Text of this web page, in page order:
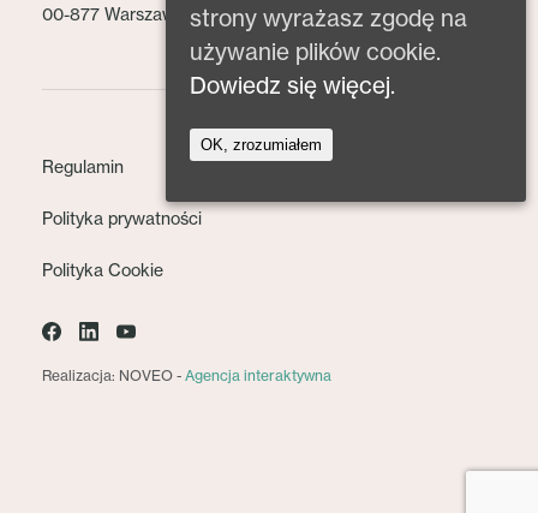
00-877 Warszawa
Regulamin
Polityka prywatności
Polityka Cookie
Realizacja: NOVEO - Agencja interaktywna
strony wyrażasz zgodę na
używanie plików cookie.
Dowiedz się więcej.
OK, zrozumiałem